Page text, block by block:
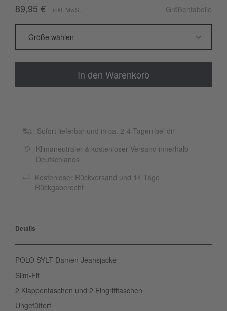
89,95 € inkl. MwSt. Größentabelle
In den Warenkorb
Sofort lieferbar und in ca. 2-4 Tagen bei dir
Klimaneutraler & kostenloser Versand innerhalb
Deutschlands
Kostenloser Rückversand und 14 Tage
Rückgaberecht
Details
POLO SYLT Damen Jeansjacke
Slim-Fit
2 Klappentaschen und 2 Eingrifftaschen
Ungefüttert